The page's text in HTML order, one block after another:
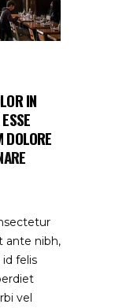
IN
DOLORE
ante nibh,
felis
vel